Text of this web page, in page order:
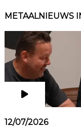
METAALNIEUWS
12/07/2026